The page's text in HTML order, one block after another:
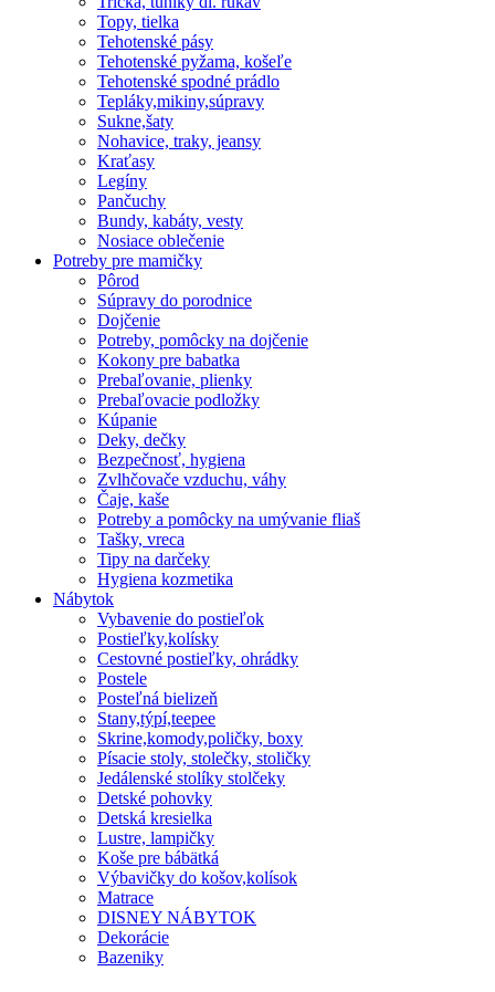
Topy, tielka
Tehotenské pásy
Tehotenské pyžama, košeľe
Tehotenské spodné prádlo
Tepláky,mikiny,súpravy
Sukne,šaty
Nohavice, traky, jeansy
Kraťasy
Legíny
Pančuchy
Bundy, kabáty, vesty
Nosiace oblečenie
Potreby pre mamičky
Pôrod
Súpravy do porodnice
Dojčenie
Potreby, pomôcky na dojčenie
Kokony pre babatka
Prebaľovanie, plienky
Prebaľovacie podložky
Kúpanie
Deky, dečky
Bezpečnosť, hygiena
Zvlhčovače vzduchu, váhy
Čaje, kaše
Potreby a pomôcky na umývanie fliaš
Tašky, vreca
Tipy na darčeky
Hygiena kozmetika
Nábytok
Vybavenie do postieľok
Postieľky,kolísky
Cestovné postieľky, ohrádky
Postele
Posteľná bielizeň
Stany,týpí,teepee
Skrine,komody,poličky, boxy
Písacie stoly, stolečky, stoličky
Jedálenské stolíky stolčeky
Detské pohovky
Detská kresielka
Lustre, lampičky
Koše pre bábätká
Výbavičky do košov,kolísok
Matrace
DISNEY NÁBYTOK
Dekorácie
Bazeniky